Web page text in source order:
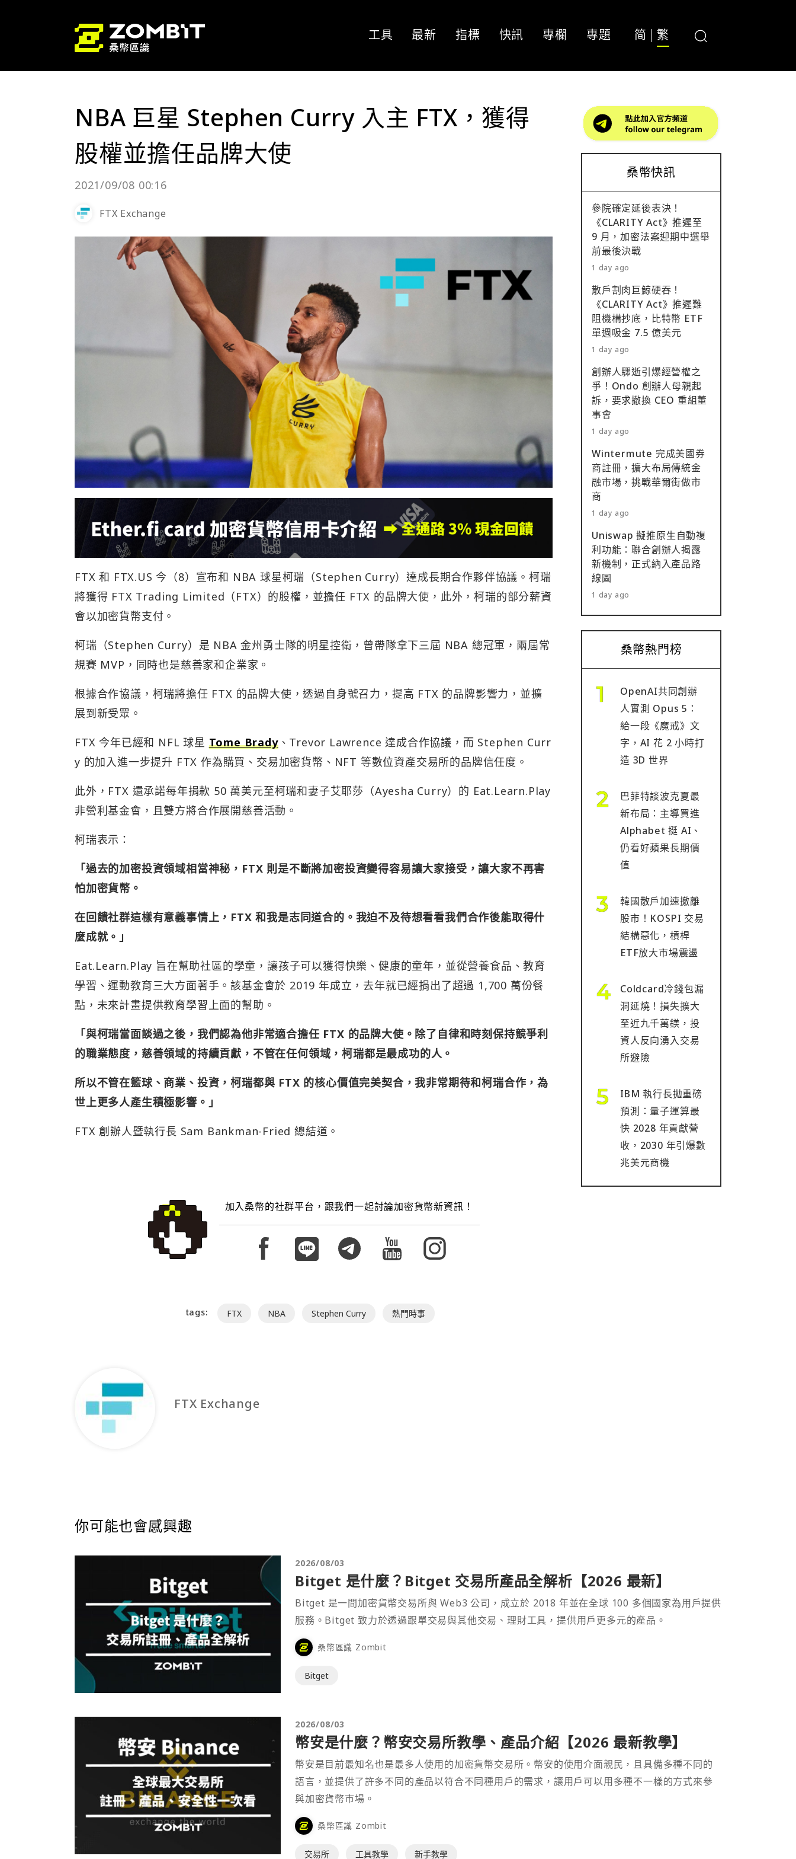
工具 最新 指標 快訊 專欄 專題 简 繁
NBA 巨星 Stephen Curry 入主 FTX，獲得
股權並擔任品牌大使
2021/09/08 00:16
FTX Exchange
FTX 和 FTX.US 今（8）宣布和 NBA 球星柯瑞（Stephen Curry）達成長期合作夥伴協議。柯瑞
將獲得 FTX Trading Limited（FTX）的股權，並擔任 FTX 的品牌大使，此外，柯瑞的部分薪資
會以加密貨幣支付。
柯瑞（Stephen Curry）是 NBA 金州勇士隊的明星控衛，曾帶隊拿下三屆 NBA 總冠軍，兩屆常
規賽 MVP，同時也是慈善家和企業家。
根據合作協議，柯瑞將擔任 FTX 的品牌大使，透過自身號召力，提高 FTX 的品牌影響力，並擴
展到新受眾。
FTX 今年已經和 NFL 球星 Tome Brady、Trevor Lawrence 達成合作協議，而 Stephen Curr
y 的加入進一步提升 FTX 作為購買、交易加密貨幣、NFT 等數位資產交易所的品牌信任度。
此外，FTX 還承諾每年捐款 50 萬美元至柯瑞和妻子艾耶莎（Ayesha Curry）的 Eat.Learn.Play
非營利基金會，且雙方將合作展開慈善活動。
柯瑞表示：
「過去的加密投資領域相當神秘，FTX 則是不斷將加密投資變得容易讓大家接受，讓大家不再害
怕加密貨幣。
在回饋社群這樣有意義事情上，FTX 和我是志同道合的。我迫不及待想看看我們合作後能取得什
麼成就。」
Eat.Learn.Play 旨在幫助社區的學童，讓孩子可以獲得快樂、健康的童年，並從營養食品、教育
學習、運動教育三大方面著手。該基金會於 2019 年成立，去年就已經捐出了超過 1,700 萬份餐
點，未來計畫提供教育學習上面的幫助。
「與柯瑞當面談過之後，我們認為他非常適合擔任 FTX 的品牌大使。除了自律和時刻保持競爭利
的職業態度，慈善領域的持續貢獻，不管在任何領域，柯瑞都是最成功的人。
所以不管在籃球、商業、投資，柯瑞都與 FTX 的核心價值完美契合，我非常期待和柯瑞合作，為
世上更多人產生積極影響。」
FTX 創辦人暨執行長 Sam Bankman-Fried 總結道。
加入桑幣的社群平台，跟我們一起討論加密貨幣新資訊！
tags: FTX NBA Stephen Curry 熱門時事
FTX Exchange
桑幣快訊
參院確定延後表決！
《CLARITY Act》推遲至
9 月，加密法案迎期中選舉
前最後決戰
1 day ago
散戶割肉巨鯨硬吞！
《CLARITY Act》推遲難
阻機構抄底，比特幣 ETF
單週吸金 7.5 億美元
1 day ago
創辦人驟逝引爆經營權之
爭！Ondo 創辦人母親起
訴，要求撤換 CEO 重組董
事會
1 day ago
Wintermute 完成美國券
商註冊，擴大布局傳統金
融市場，挑戰華爾街做市
商
1 day ago
Uniswap 擬推原生自動複
利功能：聯合創辦人揭露
新機制，正式納入產品路
線圖
1 day ago
桑幣熱門榜
OpenAI共同創辦
人實測 Opus 5：
給一段《魔戒》文
字，AI 花 2 小時打
造 3D 世界
巴菲特談波克夏最
新布局：主導買進
Alphabet 挺 AI、
仍看好蘋果長期價
值
韓國散戶加速撤離
股市！KOSPI 交易
結構惡化，槓桿
ETF放大市場震盪
Coldcard冷錢包漏
洞延燒！損失擴大
至近九千萬鎂，投
資人反向湧入交易
所避險
IBM 執行長拋重磅
預測：量子運算最
快 2028 年貢獻營
收，2030 年引爆數
兆美元商機
你可能也會感興趣
2026/08/03
Bitget 是什麼？Bitget 交易所產品全解析【2026 最新】
Bitget 是一間加密貨幣交易所與 Web3 公司，成立於 2018 年並在全球 100 多個國家為用戶提供
服務。Bitget 致力於透過跟單交易與其他交易、理財工具，提供用戶更多元的產品。
桑幣區識 Zombit
Bitget
2026/08/03
幣安是什麼？幣安交易所教學、產品介紹【2026 最新教學】
幣安是目前最知名也是最多人使用的加密貨幣交易所。幣安的使用介面親民，且具備多種不同的
語言，並提供了許多不同的產品以符合不同種用戶的需求，讓用戶可以用多種不一樣的方式來參
與加密貨幣市場。
桑幣區識 Zombit
交易所 工具教學 新手教學